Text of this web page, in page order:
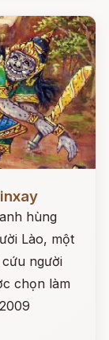
hùng
Lào, một
người
chọn làm